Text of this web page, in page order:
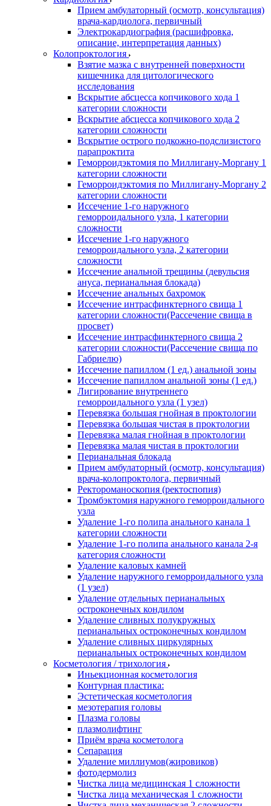
Прием амбулаторный (осмотр, консультация)
врача-кардиолога, первичный
Электрокардиография (расшифровка,
описание, интерпретация данных)
Колопроктология
Взятие мазка с внутренней поверхности
кишечника для цитологического
исследования
Вскрытие абсцесса копчикового хода 1
категории сложности
Вскрытие абсцесса копчикового хода 2
категории сложности
Вскрытие острого подкожно-подслизистого
парапроктита
Геморроидэктомия по Миллигану-Моргану 1
категории сложности
Геморроидэктомия по Миллигану-Моргану 2
категории сложности
Иссечение 1-го наружного
геморроидального узла, 1 категории
сложности
Иссечение 1-го наружного
геморроидального узла, 2 категории
сложности
Иссечение анальной трещины (девульсия
ануса, перианальная блокада)
Иссечение анальных бахромок
Иссечение интрасфинктерного свища 1
категории сложности(Рассечение свища в
просвет)
Иссечение интрасфинктерного свища 2
категории сложности(Рассечение свища по
Габриелю)
Иссечение папиллом (1 ед.) анальной зоны
Иссечение папиллом анальной зоны (1 ед.)
Лигирование внутреннего
геморроидального узла (1 узел)
Перевязка большая гнойная в проктологии
Перевязка большая чистая в проктологии
Перевязка малая гнойная в проктологии
Перевязка малая чистая в проктологии
Перианальная блокада
Прием амбулаторный (осмотр, консультация)
врача-колопроктолога, первичный
Ректороманоскопия (ректоспопия)
Тромбэктомия наружного геморроидального
узла
Удаление 1-го полипа анального канала 1
категории сложности
Удаление 1-го полипа анального канала 2-я
категория сложности
Удаление каловых камней
Удаление наружного геморроидального узла
(1 узел)
Удаление отдельных перианальных
остроконечных кондилом
Удаление сливных полукружных
перианальных остроконечных кондилом
Удаление сливных циркулярных
перианальных остроконечных кондилом
Косметология / трихология
Иньекционная косметология
Контурная пластика:
Эстетическая косметология
мезотерапия головы
Плазма головы
плазмолифтинг
Приём врача косметолога
Сепарация
Удаление миллиумов(жировиков)
фотодермолиз
Чистка лица медицинская 1 сложности
Чистка лица механическая 1 сложности